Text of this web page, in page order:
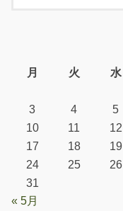
月
火 水
3
4 5
10
11 12
17
18 19
24
25 26
31
« 5月